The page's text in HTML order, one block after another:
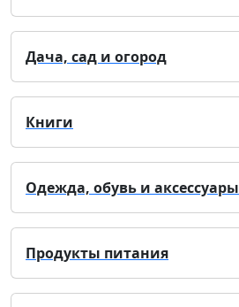
Дача, сад и огород
Книги
Одежда, обувь и аксессуары
Продукты питания